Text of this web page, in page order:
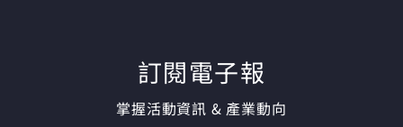
訂閱電子報
掌握活動資訊 & 產業動向